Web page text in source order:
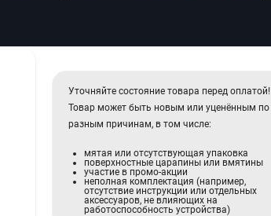
Уточняйте состояние товара перед оплатой!
Товар может быть новым или уценённым по
разным причинам, в том числе:
мятая или отсутствующая упаковка
поверхностные царапины или вмятины
участие в промо-акции
неполная комплектация (например,
отсутствие инструкции или отдельных
аксессуаров, не влияющих на
работоспособность устройства)